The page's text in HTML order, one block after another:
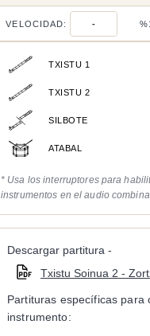
VELOCIDAD: -
TXISTU 1
TXISTU 2
SILBOTE
ATABAL
* Usa los interruptores para
instrumentos en el audio
Descargar partitura -
Txistu Soinua 2 -
Partituras específicas para
instrumento: